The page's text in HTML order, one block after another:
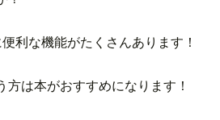
利な機能がたくさんあります！
方は本がおすすめになります！